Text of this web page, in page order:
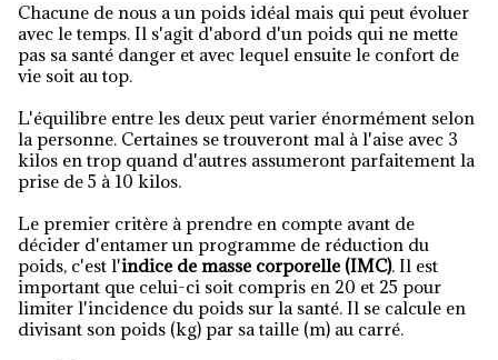
Chacune de nous a un poids idéal mais qui peut évoluer
avec le temps. Il s'agit d'abord d'un poids qui ne mette
pas sa santé danger et avec lequel ensuite le confort de
vie soit au top.
L'équilibre entre les deux peut varier énormément selon
la personne. Certaines se trouveront mal à l'aise avec 3
kilos en trop quand d'autres assumeront parfaitement la
prise de 5 à 10 kilos.
Le premier critère à prendre en compte avant de
décider d'entamer un programme de réduction du
poids, c'est l'indice de masse corporelle (IMC). Il est
important que celui-ci soit compris en 20 et 25 pour
limiter l'incidence du poids sur la santé. Il se calcule en
divisant son poids (kg) par sa taille (m) au carré.